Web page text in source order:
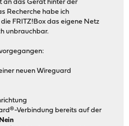
an das Gerät hinter der
Recherche habe ich
FRITZ!Box das eigene Netz
unbrauchbar.
neuen Wireguard
Verbindung bereits auf der